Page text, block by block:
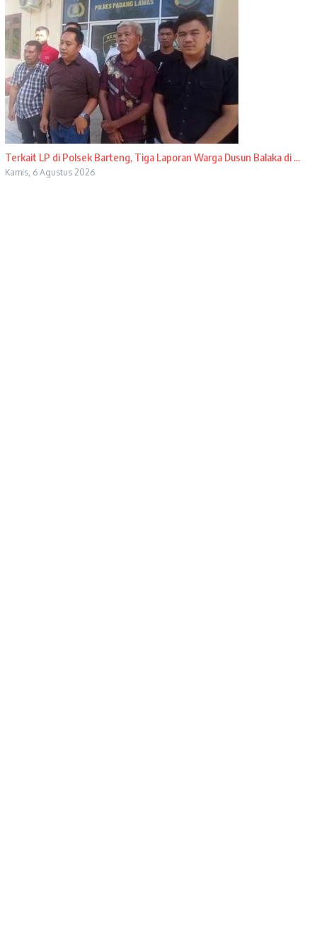
Terkait LP di Polsek Barteng, Tiga Laporan Warga Dusun Balaka di ...
Kamis, 6 Agustus 2026